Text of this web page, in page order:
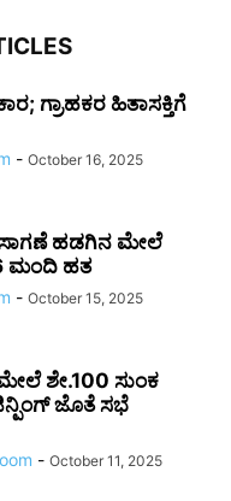
ಗ್ರಾಹಕರ ಹಿತಾಸಕ್ತಿಗೆ
- October 16, 2025
ಹಡಗಿನ ಮೇಲೆ
ಮಂದಿ ಹತ
- October 15, 2025
ಶೇ.100 ಸುಂಕ
ಜೊತೆ ಸಭೆ
- October 11, 2025